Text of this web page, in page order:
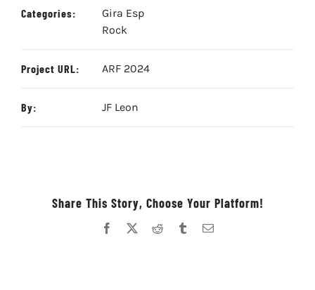
Categories:
Gira Esp
Rock
Project URL: ARF 2024
By: JF Leon
Share This Story, Choose Your Platform!
Facebook Reddit TumblrCorreo